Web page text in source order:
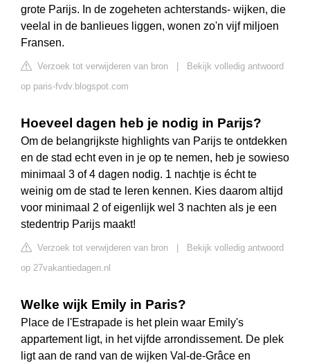
grote Parijs. In de zogeheten achterstands- wijken, die
veelal in de banlieues liggen, wonen zo'n vijf miljoen
Fransen.
Verzoek tot verwijderen van bron
Bekijk volledig antwoord
op paris-fvdv.blogspot.com
Hoeveel dagen heb je nodig in Parijs?
Om de belangrijkste highlights van Parijs te ontdekken
en de stad echt even in je op te nemen, heb je sowieso
minimaal 3 of 4 dagen nodig. 1 nachtje is écht te
weinig om de stad te leren kennen. Kies daarom altijd
voor minimaal 2 of eigenlijk wel 3 nachten als je een
stedentrip Parijs maakt!
Verzoek tot verwijderen van bron
Bekijk volledig antwoord
op 27vakantiedagen.nl
Welke wijk Emily in Paris?
Place de l'Estrapade is het plein waar Emily's
appartement ligt, in het vijfde arrondissement. De plek
ligt aan de rand van de wijken Val-de-Grâce en